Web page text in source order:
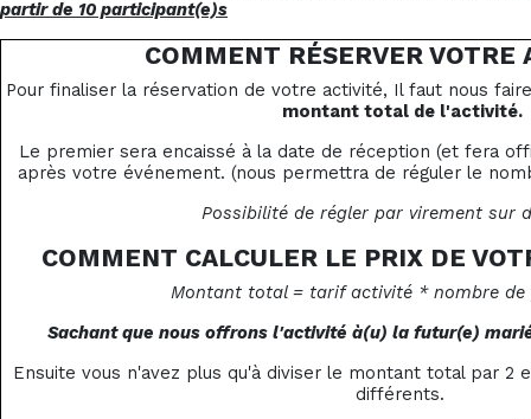
partir de 10 participant(e)s
COMMENT RÉSERVER VOTRE
Pour finaliser la réservation de votre activité, Il faut nous
montant total de l'activité.
Le premier sera encaissé à la date de réception (et fera
après votre événement. (nous permettra de réguler le
Possibilité de régler par virement sur
COMMENT CALCULER LE PRIX DE
Montant total = tarif activité * nombre
Sachant que nous offrons l'activité à(u) la futur(e)
Ensuite vous n'avez plus qu'à diviser le montant total par 2
différents.